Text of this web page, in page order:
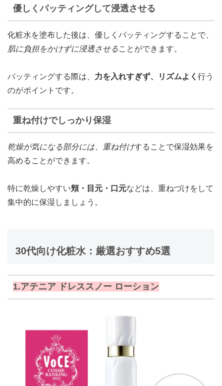
優しくパッティングして浸透させる
化粧水を塗布した後は、優しくパッティングすることで、
肌に負担をかけずに浸透させることができます。
パッティングする際は、 力を入れすぎず、リズムよく 行う
のがポイントです。
重ね付けでしっかり保湿
乾燥が気になる部分には、重ね付けすることで保湿効果を
高めることができます。
特に乾燥しやすい頬・目元・口元などは、重ねづけをして
集中的に保湿しましょう。
30代向け化粧水：厳選おすすめ5選
1.アテニア ドレススノー ローション